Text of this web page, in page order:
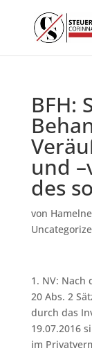
BFH:
und
des
von
1. NV: Nach
20 Abs. 2
durch das
19.07.2016
im